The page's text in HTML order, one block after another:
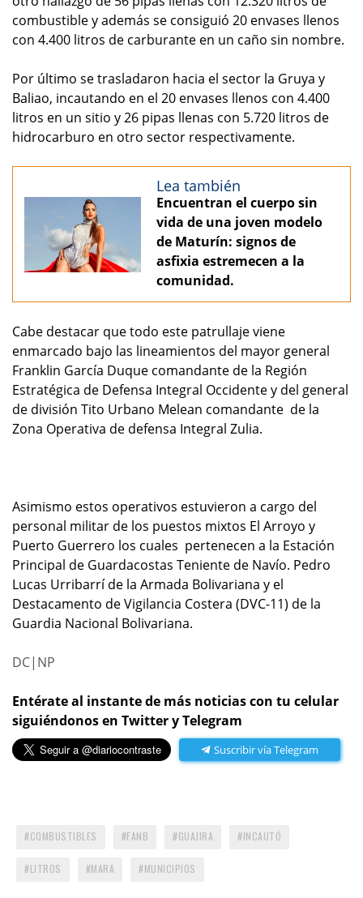
combustible y además se consiguió 20 envases llenos
con 4.400 litros de carburante en un caño sin nombre.
Por último se trasladaron hacia el sector la Gruya y
Baliao, incautando en el 20 envases llenos con 4.400
litros en un sitio y 26 pipas llenas con 5.720 litros de
hidrocarburo en otro sector respectivamente.
Lea también
Encuentran el cuerpo sin
vida de una joven modelo
de Maturín: signos de
asfixia estremecen a la
comunidad.
Cabe destacar que todo este patrullaje viene
enmarcado bajo las lineamientos del mayor general
Franklin García Duque comandante de la Región
Estratégica de Defensa Integral Occidente y del general
de división Tito Urbano Melean comandante de la
Zona Operativa de defensa Integral Zulia.
Asimismo estos operativos estuvieron a cargo del
personal militar de los puestos mixtos El Arroyo y
Puerto Guerrero los cuales pertenecen a la Estación
Principal de Guardacostas Teniente de Navío. Pedro
Lucas Urribarrí de la Armada Bolivariana y el
Destacamento de Vigilancia Costera (DVC-11) de la
Guardia Nacional Bolivariana.
DC|NP
Entérate al instante de más noticias con tu celular
siguiéndonos en Twitter y Telegram
Suscribir vía Telegram
COMBUSTIBLES FANB GUAJIRA INCAUTÓ
LITROS MARA MUNICIPIOS